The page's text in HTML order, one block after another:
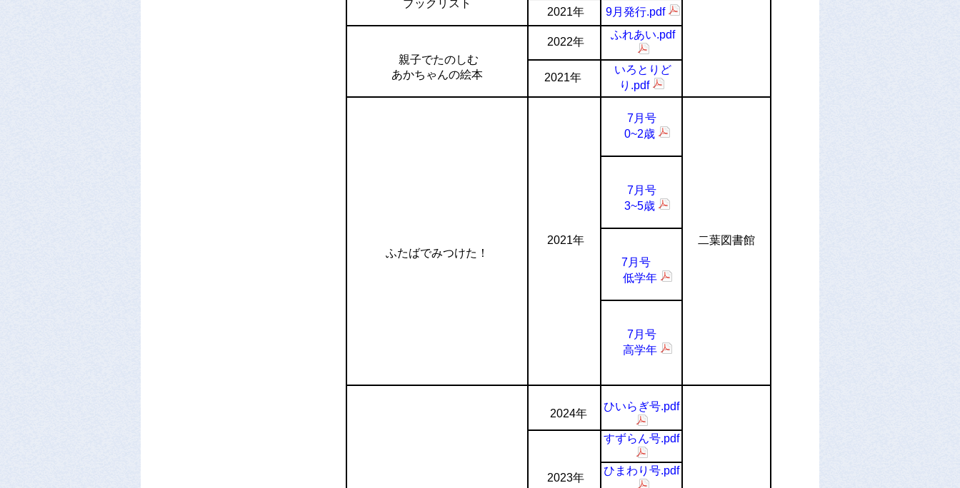
ブックリスト
2021年 9月発行.pdf
親子でたのしむ
あかちゃんの絵本
2022年
ふれあい.pdf
2021年
いろとりど
り.pdf
ふたばでみつけた！
2021年
7月号
0~2歳
二葉図書館
7月号
3~5歳
7月号
低学年
7月号
高学年
2024年
ひいらぎ号.pdf
2023年
すずらん号.pdf
ひまわり号.pdf